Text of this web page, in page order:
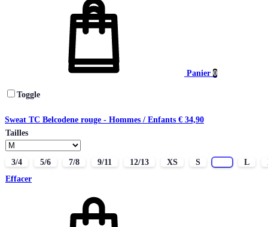
Panier 0
Toggle
Sweat TC Belcodene rouge - Hommes / Enfants € 34,90
Tailles
3/4 5/6 7/8 9/11 12/13 XS S L
Effacer